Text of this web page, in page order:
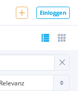
Einloggen